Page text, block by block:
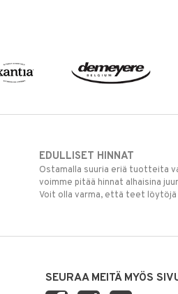
EDULLISET HINNAT
Ostamalla suuria eriä tuotteita
voimme pitää hinnat alhaisina
Voit olla varma, että teet löytöjä
SEURAA MEITÄ MYÖS